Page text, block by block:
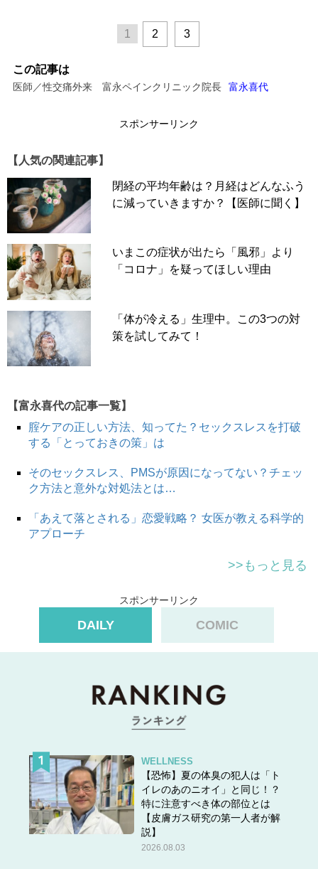
1 2 3
この記事は
医師／性交痛外来 富永ペインクリニック院長 富永喜代
スポンサーリンク
【人気の関連記事】
閉経の平均年齢は？月経はどんなふう
に減っていきますか？【医師に聞く】
いまこの症状が出たら「風邪」より
「コロナ」を疑ってほしい理由
「体が冷える」生理中。この3つの対
策を試してみて！
【富永喜代の記事一覧】
腟ケアの正しい方法、知ってた？セックスレスを打破
する「とっておきの策」は
そのセックスレス、PMSが原因になってない？チェッ
ク方法と意外な対処法とは…
「あえて落とされる」恋愛戦略？ 女医が教える科学的
アプローチ
>>もっと見る
スポンサーリンク
DAILY COMIC
WELLNESS
【恐怖】夏の体臭の犯人は「ト
イレのあのニオイ」と同じ！？
特に注意すべき体の部位とは
【皮膚ガス研究の第一人者が解
説】
2026.08.03